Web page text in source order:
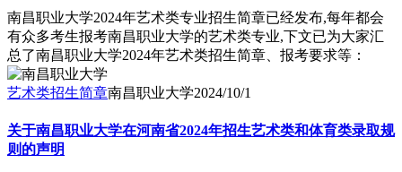
南昌职业大学2024年艺术类专业招生简章已经发布,每年都会
有众多考生报考南昌职业大学的艺术类专业,下文已为大家汇
总了南昌职业大学2024年艺术类招生简章、报考要求等：
艺术类招生简章南昌职业大学2024/10/1
关于南昌职业大学在河南省2024年招生艺术类和体育类录取规
则的声明